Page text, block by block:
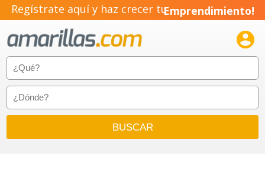
Regístrate aquí y haz crecer tuEmprendimiento!
